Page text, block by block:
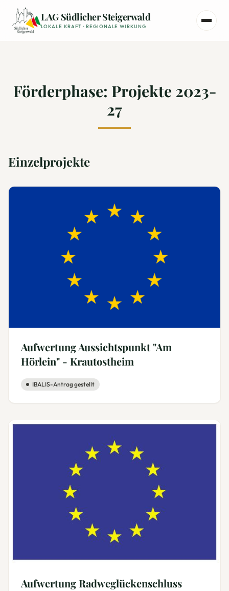
Zum Hauptinhalt springen
LAG Südlicher Steigerwald
LOKALE KRAFT · REGIONALE WIRKUNG
Förderphase: Projekte 2023-
27
Einzelprojekte
Aufwertung Aussichtspunkt "Am
Hörlein" - Krautostheim
IBALIS-Antrag gestellt
Aufwertung Radweglückenschluss